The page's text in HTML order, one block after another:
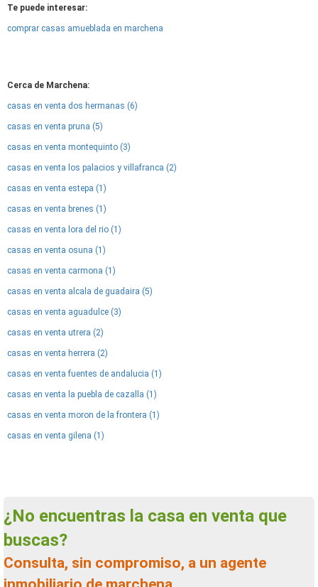
Te puede interesar:
comprar casas amueblada en marchena
Cerca de Marchena:
casas en venta dos hermanas (6)
casas en venta pruna (5)
casas en venta montequinto (3)
casas en venta los palacios y villafranca (2)
casas en venta estepa (1)
casas en venta brenes (1)
casas en venta lora del rio (1)
casas en venta osuna (1)
casas en venta carmona (1)
casas en venta alcala de guadaira (5)
casas en venta aguadulce (3)
casas en venta utrera (2)
casas en venta herrera (2)
casas en venta fuentes de andalucia (1)
casas en venta la puebla de cazalla (1)
casas en venta moron de la frontera (1)
casas en venta gilena (1)
¿No encuentras la casa en venta que
buscas?
Consulta, sin compromiso, a un agente